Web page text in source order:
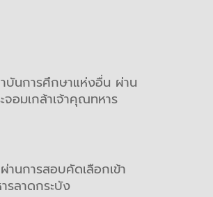
บันการศึกษาแห่งอื่น ผ่าน
อมเกล้าเจ้าคุณทหาร
นการสอบคัดเลือกเข้า
รลาดกระบัง